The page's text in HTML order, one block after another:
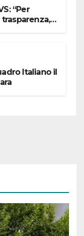
“Per
Italiano il